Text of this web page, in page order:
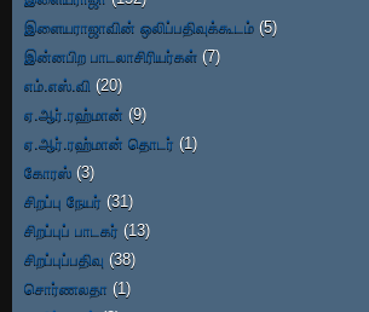
இளையராஜாவின் ஒலிப்பதிவுக்கூடம் (5)
இன்னபிற பாடலாசிரியர்கள் (7)
எம்.எஸ்.வி (20)
ஏ.ஆர்.ரஹ்மான் (9)
ஏ.ஆர்.ரஹ்மான் தொடர் (1)
கோரஸ் (3)
சிறப்பு நேயர் (31)
சிறப்புப் பாடகர் (13)
சிறப்புப்பதிவு (38)
சொர்ணலதா (1)